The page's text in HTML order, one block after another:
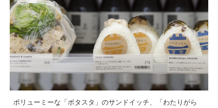
ボリューミーな「ポタスタ」のサンドイッチ、「わたりがら